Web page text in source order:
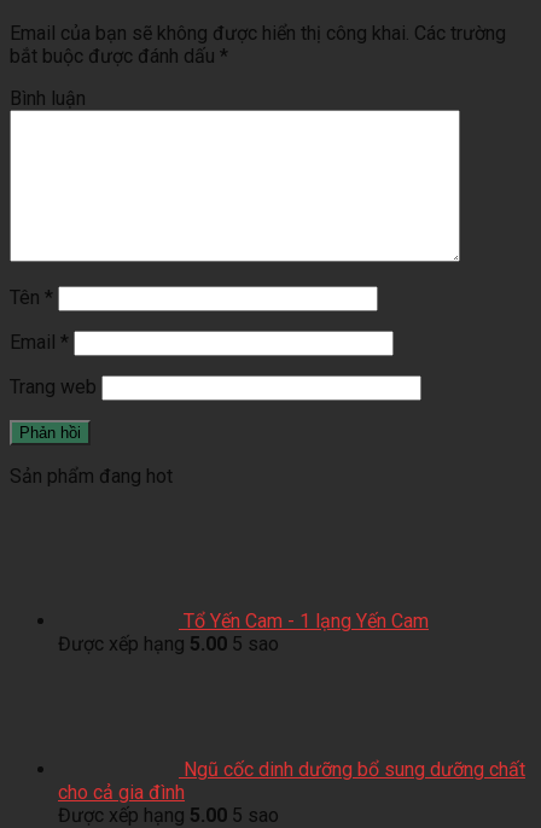
Email của bạn sẽ không được hiển thị công khai. Các trường
bắt buộc được đánh dấu *
Bình luận
Tên *
Email *
Trang web
Sản phẩm đang hot
Tổ Yến Cam - 1 lạng Yến Cam
Được xếp hạng 5.00 5 sao
Ngũ cốc dinh dưỡng bổ sung dưỡng chất
cho cả gia đình
Được xếp hạng 5.00 5 sao